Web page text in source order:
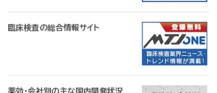
臨床検査の総合情報サイト
薬効・会社別の主な国内開発状況